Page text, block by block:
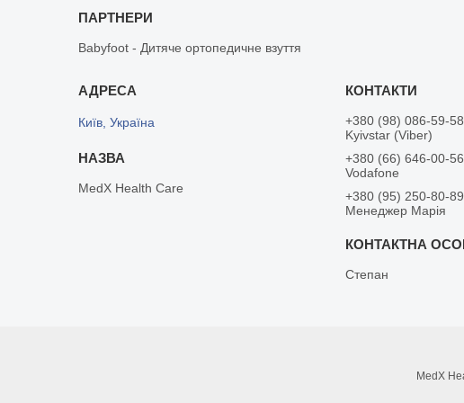
ПАРТНЕРИ
Babyfoot - Дитяче ортопедичне взуття
Київ, Україна
MedX Health Care
+380 (98) 086-59-58
Kyivstar (Viber)
+380 (66) 646-00-56
Vodafone
+380 (95) 250-80-89
Менеджер Марія
Степан